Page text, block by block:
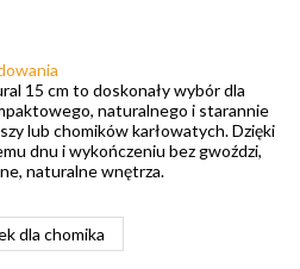
15 cm to doskonały wybór dla
naturalnego i starannie
lub chomików karłowatych. Dzięki
dnu i wykończeniu bez gwoździ,
naturalne wnętrza.
dla chomika